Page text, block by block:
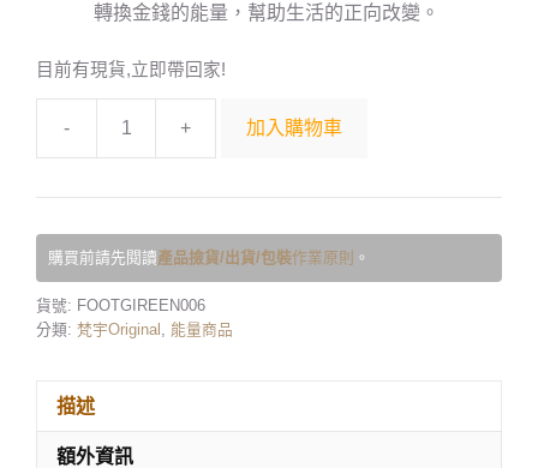
轉換金錢的能量，幫助生活的正向改變。
目前有現貨,立即帶回家!
- + 加入購物車
購買前請先閱讀產品撿貨/出貨/包裝作業原則 。
貨號: FOOTGIREEN006
分類: 梵宇Original 能量商品
描述
額外資訊